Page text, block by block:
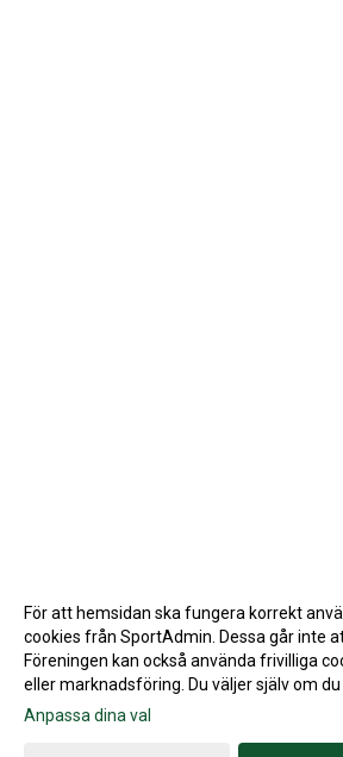
Gå till Webbversion
För att hemsidan ska fungera korrekt
cookies från SportAdmin. Dessa går inte
Föreningen kan också använda frivilliga
eller marknadsföring. Du väljer själv om du
Anpassa dina val